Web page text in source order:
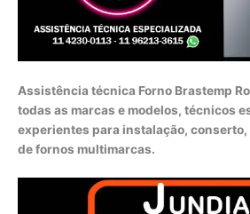
Assistência técnica Forno Brastemp
todas as marcas e modelos, técnicos
experientes para instalação,
de fornos multimarcas.